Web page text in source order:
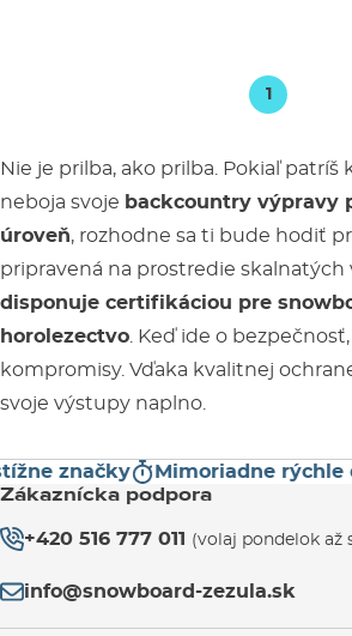
1
Nie je prilba, ako prilba. Pokiaľ patríš
neboja svoje backcountry výpravy
úroveň, rozhodne sa ti bude hodiť
pripravená na prostredie skalnatých
disponuje certifikáciou pre
horolezectvo . Keď ide o
kompromisy. Vďaka kvalitnej
svoje výstupy naplno.
značky Mimoriadne rýchle
Zákaznícka podpora
+420 516 777 011 (volaj pondelok až
info@snowboard-zezula.sk